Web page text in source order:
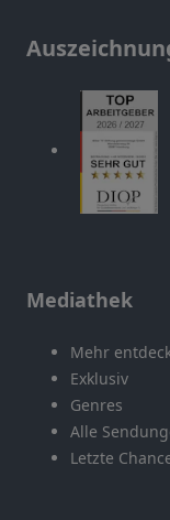
Mediathek
Mehr
Exklusiv
Genres
Alle
Letzte